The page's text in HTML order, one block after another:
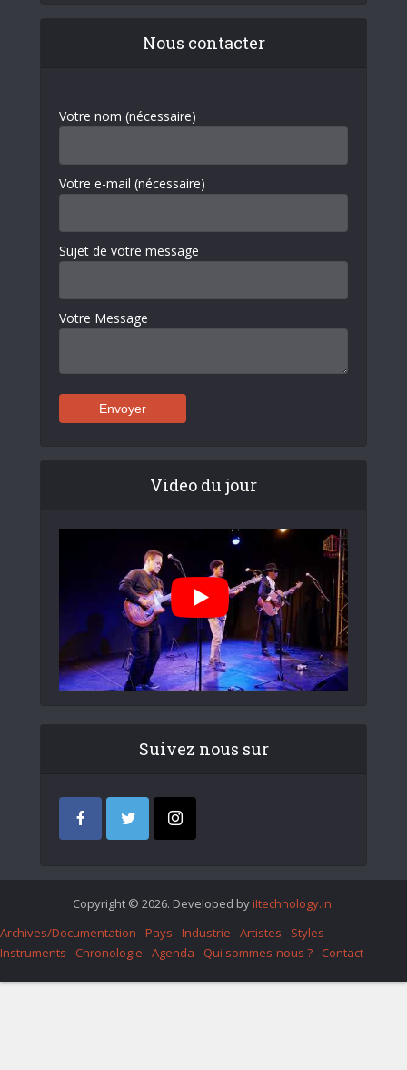
Nous contacter
Votre nom (nécessaire)
Votre e-mail (nécessaire)
Sujet de votre message
Votre Message
Video du jour
Suivez nous sur
Copyright © 2026. Developed by iItechnology.in.
Archives/Documentation
Pays Industrie Artistes
Styles
Instruments
Chronologie Agenda Qui sommes-nous ? Contact